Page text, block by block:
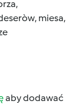
miesa,
aby dodawać